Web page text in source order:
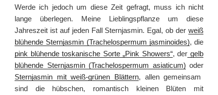
Werde ich jedoch um diese Zeit gefragt, muss ich nicht
lange überlegen. Meine Lieblingspflanze um diese
Jahreszeit ist auf jeden Fall Sternjasmin. Egal, ob der weiß
blühende Sternjasmin (Trachelospermum jasminoides), die
pink blühende toskanische Sorte „Pink Showers“, der gelb
blühende Sternjasmin (Trachelospermum asiaticum) oder
Sternjasmin mit weiß-grünen Blättern, allen gemeinsam
sind die hübschen, romantisch kleinen Blüten mit